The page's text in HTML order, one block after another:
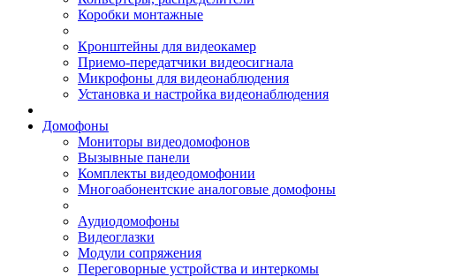
Коробки монтажные
Кронштейны для видеокамер
Приемо-передатчики видеосигнала
Микрофоны для видеонаблюдения
Установка и настройка видеонаблюдения
Домофоны
Мониторы видеодомофонов
Вызывные панели
Комплекты видеодомофонии
Многоабонентские аналоговые домофоны
Аудиодомофоны
Видеоглазки
Модули сопряжения
Переговорные устройства и интеркомы